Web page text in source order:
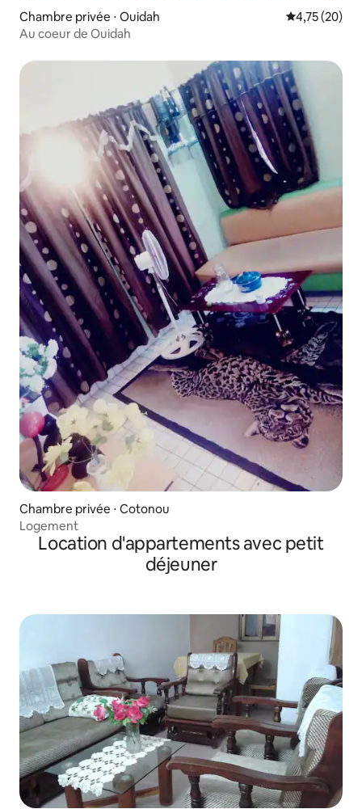
Chambre privée ⋅ Ouidah Évaluation
4,75 (20)
Au coeur de Ouidah
Chambre privée ⋅ Cotonou
Logement
Location d'appartements avec petit
déjeuner